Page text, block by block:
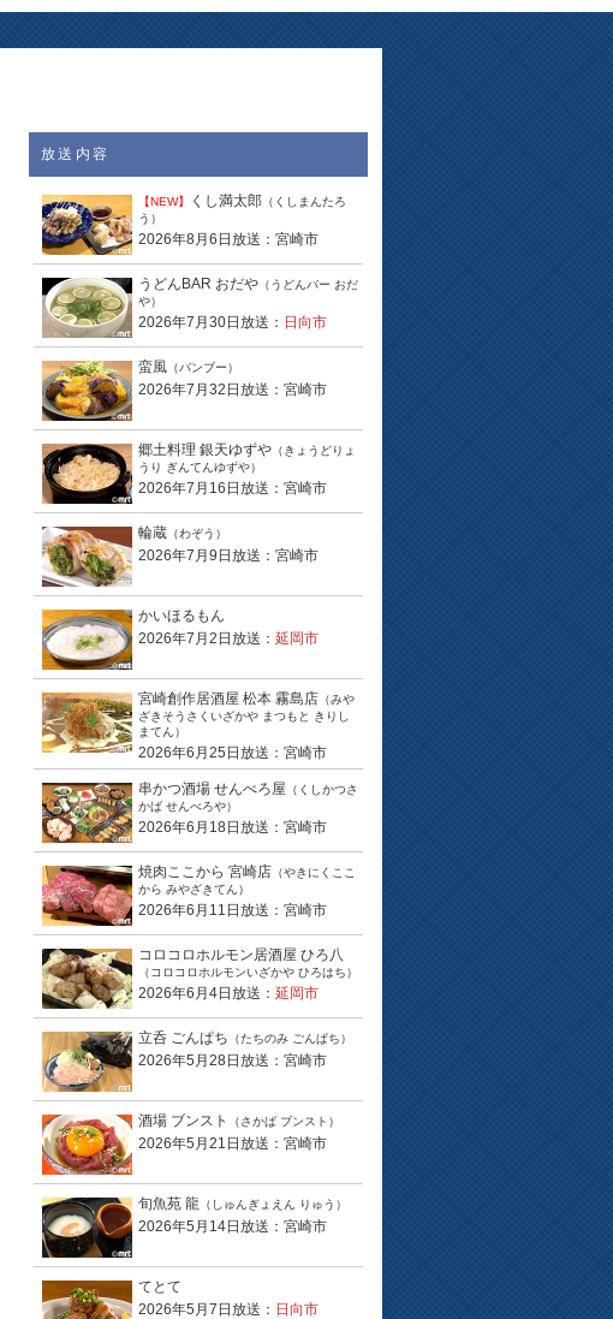
放送内容
【NEW】 くし満太郎 （くしまんたろ
う）
2026年8月6日放送：宮崎市
うどんBAR おだや （うどんバー おだ
や）
2026年7月30日放送： 日向市
蛮風 （バンブー）
2026年7月32日放送：宮崎市
郷土料理 銀天ゆずや （きょうどりょ
うり ぎんてんゆずや）
2026年7月16日放送：宮崎市
輪蔵 （わぞう）
2026年7月9日放送：宮崎市
かいほるもん
2026年7月2日放送： 延岡市
宮崎創作居酒屋 松本 霧島店 （みや
ざきそうさくいざかや まつもと きりし
まてん）
2026年6月25日放送：宮崎市
串かつ酒場 せんべろ屋 （くしかつさ
かば せんべろや）
2026年6月18日放送：宮崎市
焼肉ここから 宮崎店 （やきにくここ
から みやざきてん）
2026年6月11日放送：宮崎市
コロコロホルモン居酒屋 ひろ八
（コロコロホルモンいざかや ひろはち）
2026年6月4日放送： 延岡市
立呑 ごんぱち （たちのみ ごんぱち）
2026年5月28日放送：宮崎市
酒場 ブンスト （さかば ブンスト）
2026年5月21日放送：宮崎市
旬魚苑 龍 （しゅんぎょえん りゅう）
2026年5月14日放送：宮崎市
てとて
2026年5月7日放送： 日向市